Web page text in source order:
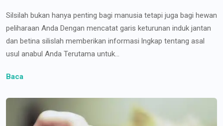
Silsilah bukan hanya penting bagi manusia tetapi juga bagi hewan
peliharaan Anda Dengan mencatat garis keturunan induk jantan
dan betina silislah memberikan informasi lngkap tentang asal
usul anabul Anda Terutama untuk...
Baca